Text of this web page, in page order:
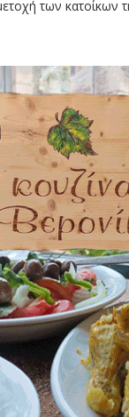
των κατοίκων